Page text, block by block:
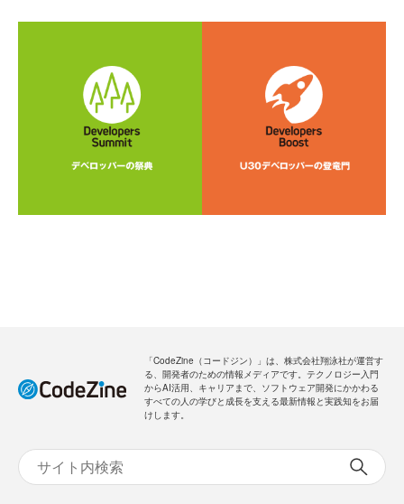
「CodeZine（コードジン）」は、株式会社翔泳社が運営す
る、開発者のための情報メディアです。テクノロジー入門
からAI活用、キャリアまで、ソフトウェア開発にかかわる
すべての人の学びと成長を支える最新情報と実践知をお届
けします。